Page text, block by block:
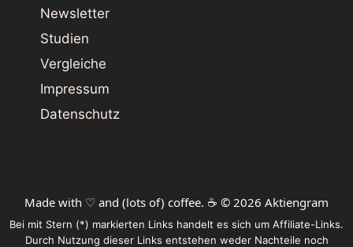
Newsletter
Studien
Vergleiche
Impressum
Datenschutz
Made with ♡ and (lots of) coffee. ☕️ © 2026 Aktiengram
Bei mit Stern (*) markierten Links handelt es sich um Affiliate-Links.
Durch Nutzung dieser Links entstehen weder Nachteile noch